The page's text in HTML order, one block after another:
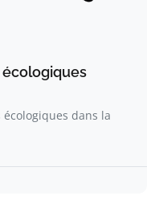
écologiques dans la